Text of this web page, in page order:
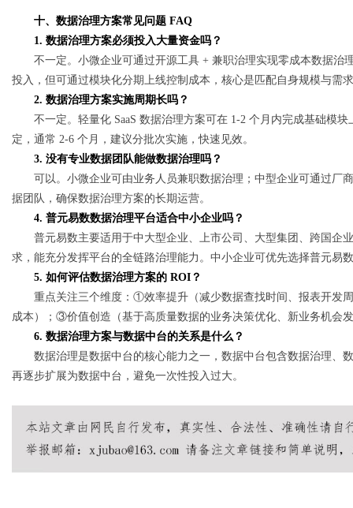
十、数据治理方案常见问题 FAQ
1. 数据治理方案必须投入大量资金吗？
不一定。小微企业可通过开源工具 + 兼职治理实现零成本数据治
投入，但可通过模块化分期上线控制成本，核心是匹配自身规模与需
2. 数据治理方案实施周期长吗？
不一定。轻量化 SaaS 数据治理方案可在 1-2 个月内完成基础模
定，通常 2-6 个月，建议分批次实施，快速见效。
3. 没有专业数据团队能做数据治理吗？
可以。小微企业可由业务人员兼职数据治理；中型企业可通过厂
据团队，确保数据治理方案的长期运营。
4. 普元易数数据治理平台适合中小企业吗？
普元易数主要适用于中大型企业、上市公司、大型集团、跨国企
求，能充分发挥平台的全链路治理能力。中小企业可优先选择普元易
5. 如何评估数据治理方案的 ROI？
重点关注三个维度：①效率提升（减少数据查找时间、报表开发
成本）；③价值创造（基于高质量数据的业务决策优化、新业务机会
6. 数据治理方案与数据中台的关系是什么？
数据治理是数据中台的核心能力之一，数据中台包含数据治理、
再逐步扩展为数据中台，避免一次性投入过大。